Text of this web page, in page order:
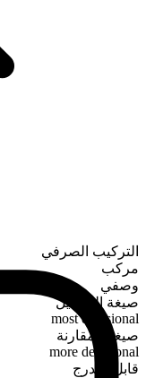
التركيب الصرفي
مركب
وصفي
صيغة التفضيل
most delusional
صيغة المقارنة
more delusional
قابل للتدرج